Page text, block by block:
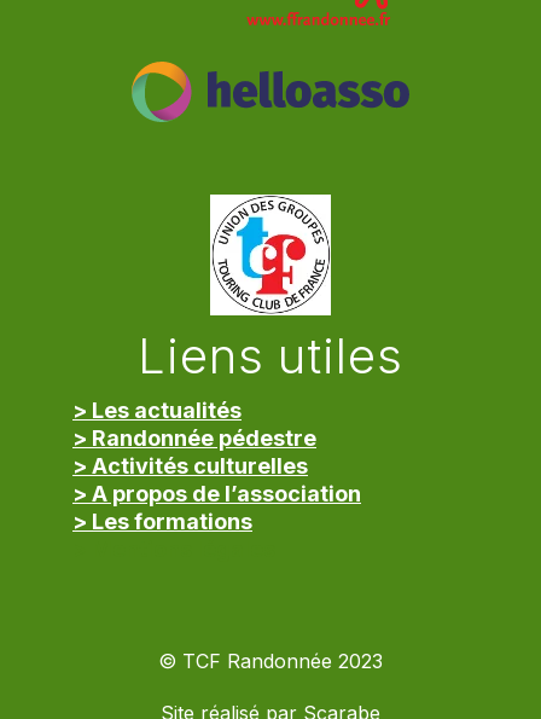
Liens utiles
> Les actualités
> Randonnée pédestre
> Activités culturelles
> A propos de l’association
> Les formations
© TCF Randonnée 2023
Site réalisé par Scarabe